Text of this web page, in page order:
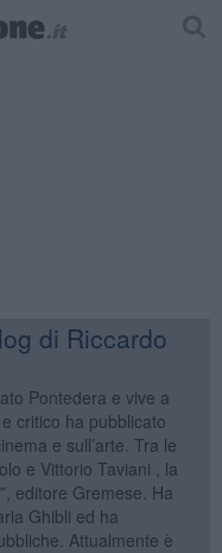
di Riccardo
Pontedera e vive a
critico ha pubblicato
e sull’arte. Tra le
e Vittorio Taviani , la
editore Gremese. Ha
Ghibli ed ha
Attualmente è